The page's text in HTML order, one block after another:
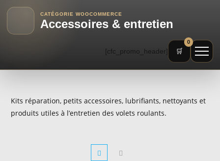
CATÉGORIE WOOCOMMERCE
Accessoires & entretien
[cfc_promo_header] 🛒
0
Kits réparation, petits accessoires, lubrifiants, nettoyants et
produits utiles à l’entretien des volets roulants.